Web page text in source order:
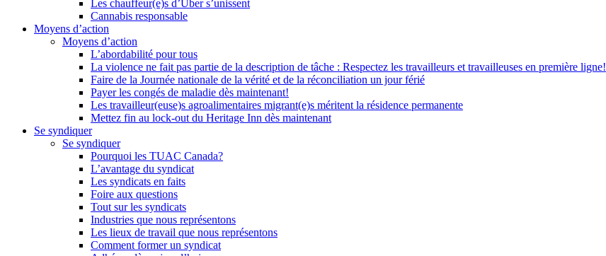
Les chauffeur(e)s d’Uber s’unissent
Cannabis responsable
Moyens d’action
Moyens d’action
L’abordabilité pour tous
La violence ne fait pas partie de la description de tâche : Respectez les travailleurs et travailleuses en première ligne!
Faire de la Journée nationale de la vérité et de la réconciliation un jour férié
Payer les congés de maladie dès maintenant!
Les travailleur(euse)s agroalimentaires migrant(e)s méritent la résidence permanente
Mettez fin au lock-out du Heritage Inn dès maintenant
Se syndiquer
Se syndiquer
Pourquoi les TUAC Canada?
L’avantage du syndicat
Les syndicats en faits
Foire aux questions
Tout sur les syndicats
Industries que nous représentons
Les lieux de travail que nous représentons
Comment former un syndicat